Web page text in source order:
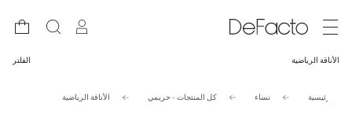
الأناقة الرياضية الفلتر
الرئيسية نساء كل المنتجات - حريمي الأناقة الرياضية